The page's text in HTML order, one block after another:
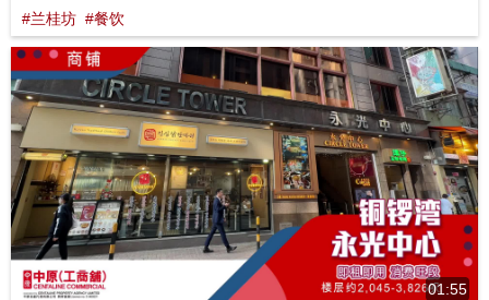
#兰桂坊 #餐饮
01:55